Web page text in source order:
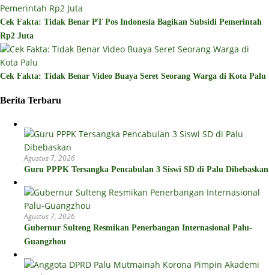
Cek Fakta: Tidak Benar PT Pos Indonesia Bagikan Subsidi Pemerintah
Rp2 Juta
Cek Fakta: Tidak Benar Video Buaya Seret Seorang Warga di Kota Palu
Berita Terbaru
Agustus 7, 2026
Guru PPPK Tersangka Pencabulan 3 Siswi SD di Palu Dibebaskan
Agustus 7, 2026
Gubernur Sulteng Resmikan Penerbangan Internasional Palu-
Guangzhou